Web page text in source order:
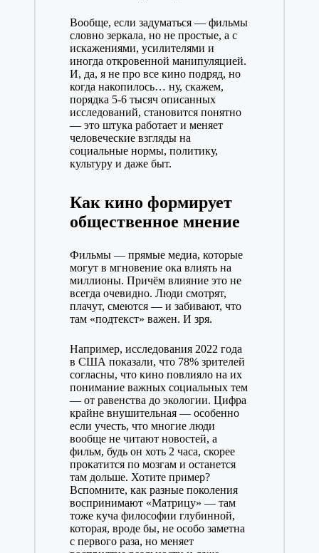
Вообще, если задуматься — фильмы
словно зеркала, но не простые, а с
искажениями, усилителями и
иногда откровенной манипуляцией.
И, да, я не про все кино подряд, но
когда накопилось… ну, скажем,
порядка 5-6 тысяч описанных
исследований, становится понятно
— это штука работает и меняет
человеческие взгляды на
социальные нормы, политику,
культуру и даже быт.
Как кино формирует
общественное мнение
Фильмы — прямые медиа, которые
могут в мгновение ока влиять на
миллионы. Причём влияние это не
всегда очевидно. Люди смотрят,
плачут, смеются — и забивают, что
там «подтекст» важен. И зря.
Например, исследования 2022 года
в США показали, что 78% зрителей
согласны, что кино повлияло на их
понимание важных социальных тем
— от равенства до экологии. Цифра
крайне внушительная — особенно
если учесть, что многие люди
вообще не читают новостей, а
фильм, будь он хоть 2 часа, скорее
прокатится по мозгам и останется
там дольше. Хотите пример?
Вспомните, как разные поколения
воспринимают «Матрицу» — там
тоже куча философии глубинной,
которая, вроде бы, не особо заметна
с первого раза, но меняет